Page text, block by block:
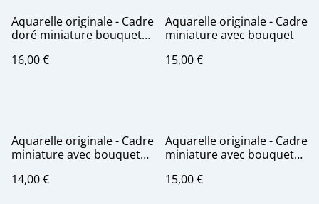
Aquarelle originale - Cadre
doré miniature bouquet
16,00 €
Aquarelle originale - Cadre
miniature avec bouquet
15,00 €
Aquarelle originale - Cadre
miniature avec bouquet
14,00 €
Aquarelle originale - Cadre
miniature avec bouquet
15,00 €